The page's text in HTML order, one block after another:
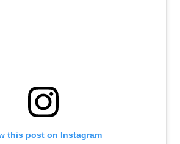
this post on Instagram